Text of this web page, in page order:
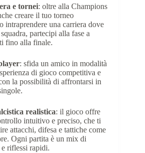
e tornei: oltre alla Champions
creare il tuo torneo
intraprendere una carriera dove
partecipi alla fase a
fino alla finale.
: sfida un amico in modalità
di gioco competitiva e
la possibilità di affrontarsi in
realistica: il gioco offre
intuitivo e preciso, che ti
attacchi, difesa e tattiche come
Ogni partita è un mix di
riflessi rapidi.